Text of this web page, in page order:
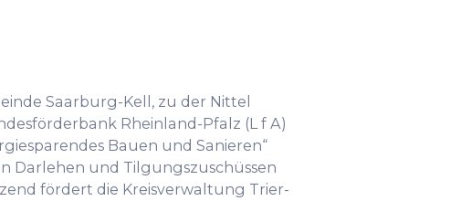
Saarburg-Kell, zu der Nittel
Rheinland-Pfalz (L f A)
Bauen und Sanieren“
Darlehen und Tilgungszuschüssen
fördert die Kreisverwaltung Trier-